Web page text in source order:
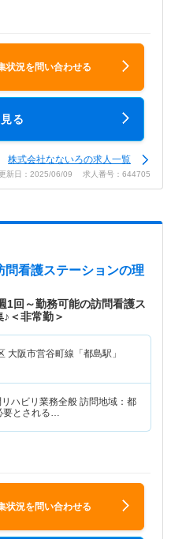
状況を問い合わせる
る
株式会社なないろの求人一覧
新日：2025/06/09 求人番号：644705
問看護ステーションの理
1回～勤務可能の訪問看護ス
＜非常勤＞
大阪市営谷町線「都島駅」
リハビリ業務全般 訪問地域：都
とされる…
状況を問い合わせる